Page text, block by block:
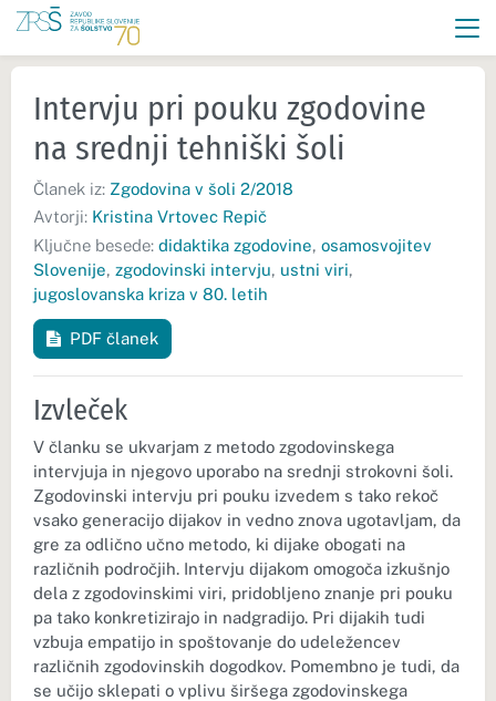
Intervju pri pouku zgodovine
na srednji tehniški šoli
Članek iz: Zgodovina v šoli 2/2018
Avtorji: Kristina Vrtovec Repič
Ključne besede: didaktika zgodovine, osamosvojitev
Slovenije, zgodovinski intervju, ustni viri,
jugoslovanska kriza v 80. letih
PDF članek
Izvleček
V članku se ukvarjam z metodo zgodovinskega
intervjuja in njegovo uporabo na srednji strokovni šoli.
Zgodovinski intervju pri pouku izvedem s tako rekoč
vsako generacijo dijakov in vedno znova ugotavljam, da
gre za odlično učno metodo, ki dijake obogati na
različnih področjih. Intervju dijakom omogoča izkušnjo
dela z zgodovinskimi viri, pridobljeno znanje pri pouku
pa tako konkretizirajo in nadgradijo. Pri dijakih tudi
vzbuja empatijo in spoštovanje do udeležencev
različnih zgodovinskih dogodkov. Pomembno je tudi, da
se učijo sklepati o vplivu širšega zgodovinskega